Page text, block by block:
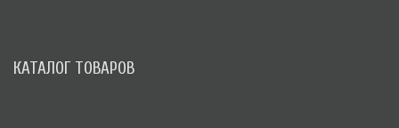
КАТАЛОГ ТОВАРОВ